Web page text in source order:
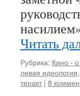
Читать
Рубрика: Кино -
левая идеология,
теракт | 8